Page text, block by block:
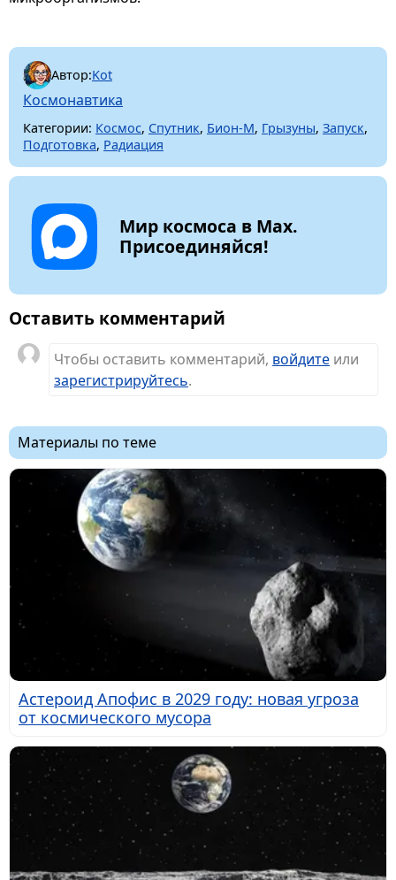
Автор:Kot
Космонавтика
Категории: Космос, Спутник, Бион-М, Грызуны, Запуск,
Подготовка, Радиация
Мир космоса в Max.
Присоединяйся!
Оставить комментарий
Чтобы оставить комментарий, войдите или
зарегистрируйтесь.
Материалы по теме
Астероид Апофис в 2029 году: новая угроза
от космического мусора